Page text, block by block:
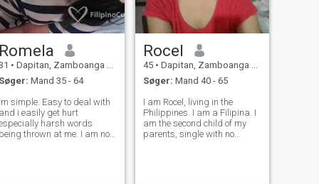
Romela
• Dapitan, Zamboanga del Norte, Filippinerne
Søger: Mand 35 - 64
Im simple. Easy to deal with
and i easily get hurt
harsh words
being thrown at me. I am not
Rocel
45 • Dapitan, Zamboanga del Norte, Filippinerne
Søger: Mand 40 - 65
I am Rocel, living in the
Philippines. I am a Filipina. I
am the second child of my
parents, single with no